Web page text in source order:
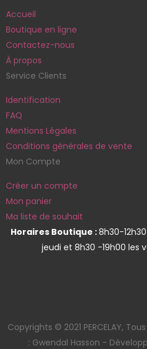
Accueil
Boutique en ligne
Contactez-nous
À propos
Service Clients
Identification
FAQ
Mentions Légales
Conditions générales de vente
Mon Compte
Créer un compte
Mon panier
Ma liste de souhait
Horaires Boutique :8h30-
jeudi et 8h30 -19h00 les
Copyrights © 2021 PERCELAY,
: Gwendal Hasson -